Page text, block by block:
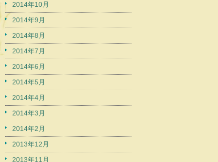
2014年10月
2014年9月
2014年8月
2014年7月
2014年6月
2014年5月
2014年4月
2014年3月
2014年2月
2013年12月
2013年11月